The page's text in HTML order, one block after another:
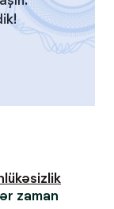
zaman